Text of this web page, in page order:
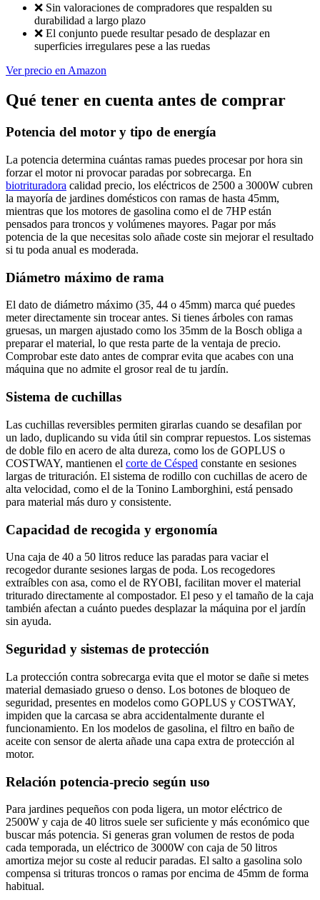
❌ Sin valoraciones de compradores que respalden su
durabilidad a largo plazo
❌ El conjunto puede resultar pesado de desplazar en
superficies irregulares pese a las ruedas
Ver precio en Amazon
Qué tener en cuenta antes de comprar
Potencia del motor y tipo de energía
La potencia determina cuántas ramas puedes procesar por hora sin
forzar el motor ni provocar paradas por sobrecarga. En
biotrituradora calidad precio, los eléctricos de 2500 a 3000W cubren
la mayoría de jardines domésticos con ramas de hasta 45mm,
mientras que los motores de gasolina como el de 7HP están
pensados para troncos y volúmenes mayores. Pagar por más
potencia de la que necesitas solo añade coste sin mejorar el resultado
si tu poda anual es moderada.
Diámetro máximo de rama
El dato de diámetro máximo (35, 44 o 45mm) marca qué puedes
meter directamente sin trocear antes. Si tienes árboles con ramas
gruesas, un margen ajustado como los 35mm de la Bosch obliga a
preparar el material, lo que resta parte de la ventaja de precio.
Comprobar este dato antes de comprar evita que acabes con una
máquina que no admite el grosor real de tu jardín.
Sistema de cuchillas
Las cuchillas reversibles permiten girarlas cuando se desafilan por
un lado, duplicando su vida útil sin comprar repuestos. Los sistemas
de doble filo en acero de alta dureza, como los de GOPLUS o
COSTWAY, mantienen el corte de Césped constante en sesiones
largas de trituración. El sistema de rodillo con cuchillas de acero de
alta velocidad, como el de la Tonino Lamborghini, está pensado
para material más duro y consistente.
Capacidad de recogida y ergonomía
Una caja de 40 a 50 litros reduce las paradas para vaciar el
recogedor durante sesiones largas de poda. Los recogedores
extraíbles con asa, como el de RYOBI, facilitan mover el material
triturado directamente al compostador. El peso y el tamaño de la caja
también afectan a cuánto puedes desplazar la máquina por el jardín
sin ayuda.
Seguridad y sistemas de protección
La protección contra sobrecarga evita que el motor se dañe si metes
material demasiado grueso o denso. Los botones de bloqueo de
seguridad, presentes en modelos como GOPLUS y COSTWAY,
impiden que la carcasa se abra accidentalmente durante el
funcionamiento. En los modelos de gasolina, el filtro en baño de
aceite con sensor de alerta añade una capa extra de protección al
motor.
Relación potencia-precio según uso
Para jardines pequeños con poda ligera, un motor eléctrico de
2500W y caja de 40 litros suele ser suficiente y más económico que
buscar más potencia. Si generas gran volumen de restos de poda
cada temporada, un eléctrico de 3000W con caja de 50 litros
amortiza mejor su coste al reducir paradas. El salto a gasolina solo
compensa si trituras troncos o ramas por encima de 45mm de forma
habitual.